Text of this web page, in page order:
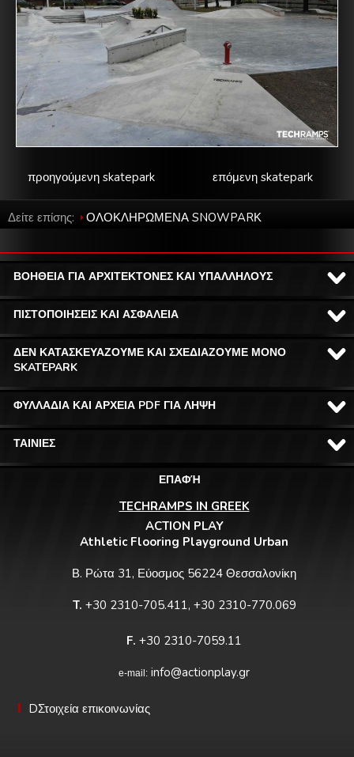
επόμενη skatepark
προηγούμενη skatepark
Δείτε επίσης: ΟΛΟΚΛΗΡΩΜΕΝΑ SNOWPARΚ
ΒΟΗΘΕΙΑ ΓΙΑ ΑΡΧΙΤΕΚΤΟΝΕΣ ΚΑΙ ΥΠΑΛΛΗΛΟΥΣ
ΠΙΣΤΟΠΟΙΗΣΕΙΣ ΚΑΙ ΑΣΦΑΛΕΙΑ
ΔΕΝ ΚΑΤΑΣΚΕΥΑΖΟΥΜΕ ΚΑΙ ΣΧΕΔΙΑΖΟΥΜΕ ΜΟΝΟ
SKATEPARK
ΦΥΛΛΑΔΙΑ ΚΑΙ ΑΡΧΕΙΑ PDF ΓΙΑ ΛΗΨΗ
ΤΑΙΝΙΕΣ
ΕΠΑΦΉ
TECHRAMPS IN GREEK
ACTION PLAY
Athletic Flooring Playground Urban
Β. Ρώτα 31, Εύοσμος 56224 Θεσσαλονίκη
T. +30 2310-705.411, +30 2310-770.069
F. +30 2310-7059.11
e-mail: info@actionplay.gr
DΣτοιχεία επικοινωνίας